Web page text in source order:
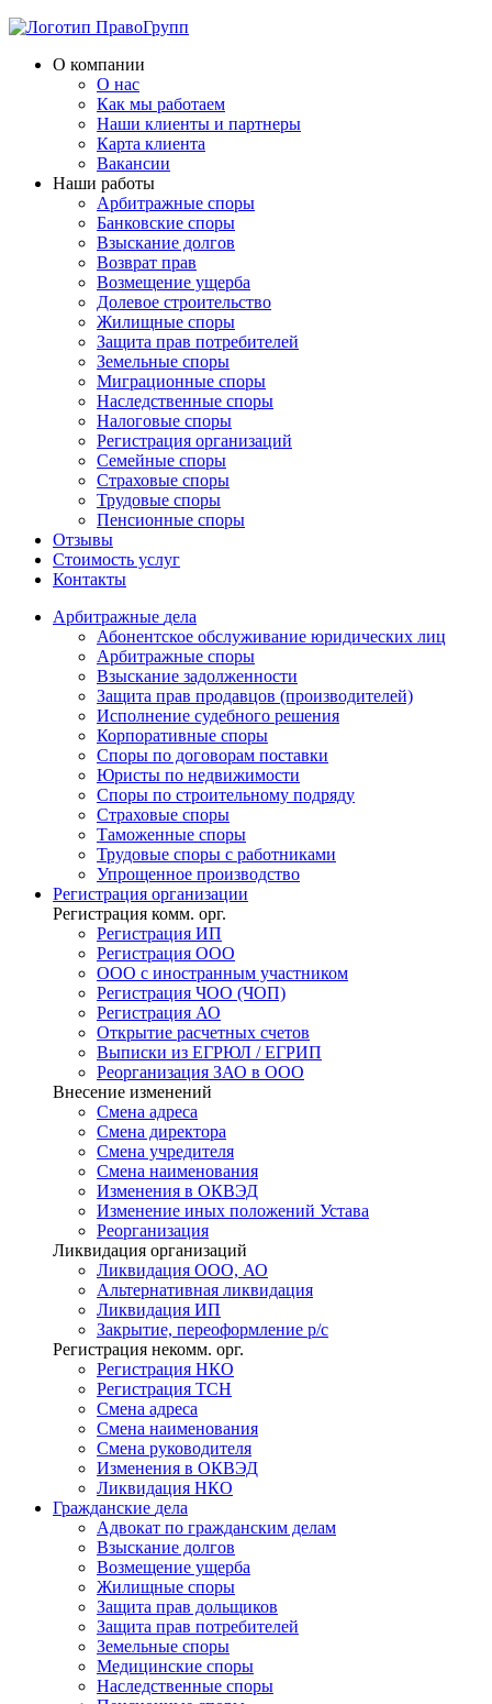
О компании
О нас
Как мы работаем
Наши клиенты и партнеры
Карта клиента
Вакансии
Наши работы
Арбитражные споры
Банковские споры
Взыскание долгов
Возврат прав
Возмещение ущерба
Долевое строительство
Жилищные споры
Защита прав потребителей
Земельные споры
Миграционные споры
Наследственные споры
Налоговые споры
Регистрация организаций
Семейные споры
Страховые споры
Трудовые споры
Пенсионные споры
Отзывы
Стоимость услуг
Контакты
Арбитражные дела
Абонентское обслуживание юридических лиц
Арбитражные споры
Взыскание задолженности
Защита прав продавцов (производителей)
Исполнение судебного решения
Корпоративные споры
Споры по договорам поставки
Юристы по недвижимости
Споры по строительному подряду
Страховые споры
Таможенные споры
Трудовые споры с работниками
Упрощенное производство
Регистрация организации
Регистрация комм. орг.
Регистрация ИП
Регистрация ООО
ООО с иностранным участником
Регистрация ЧОО (ЧОП)
Регистрация АО
Открытие расчетных счетов
Выписки из ЕГРЮЛ / ЕГРИП
Реорганизация ЗАО в ООО
Внесение изменений
Смена адреса
Смена директора
Cмена учредителя
Смена наименования
Изменения в ОКВЭД
Изменение иных положений Устава
Реорганизация
Ликвидация организаций
Ликвидация ООО, АО
Альтернативная ликвидация
Ликвидация ИП
Закрытие, переоформление р/с
Регистрация некомм. орг.
Регистрация НКО
Регистрация ТСН
Смена адреса
Смена наименования
Смена руководителя
Изменения в ОКВЭД
Ликвидация НКО
Гражданские дела
Адвокат по гражданским делам
Взыскание долгов
Возмещение ущерба
Жилищные споры
Защита прав дольщиков
Защита прав потребителей
Земельные споры
Медицинские споры
Наследственные споры